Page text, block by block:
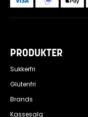
PRODUKTER
Sukkerfri
Glutenfri
Brands
Kassesalg